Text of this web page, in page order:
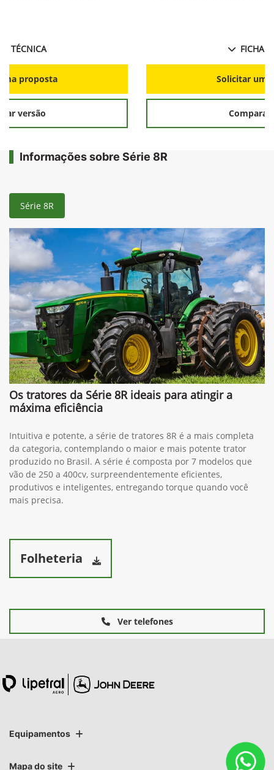
TÉCNICA
proposta
versão
FICHA
Solicitar
Comparar
Informações sobre Série 8R
Série 8R
Os tratores da Série 8R ideais para atingir a
máxima eficiência
Intuitiva e potente, a série de tratores 8R é a mais completa
da categoria, contemplando o maior e mais potente trator
produzido no Brasil. A série é composta por 7 modelos que
vão de 250 a 400cv, surpreendentemente eficientes,
produtivos e inteligentes, entregando torque quando você
mais precisa.
Folheteria
Ver telefones
Equipamentos
Mapa do site